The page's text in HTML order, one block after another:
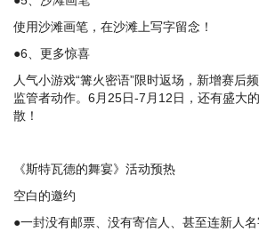
使用沙滩画笔，在沙滩上写字留念！
●6、更多惊喜
人气小游戏“篝火密语”限时返场，新增赛后
监管者动作。6月25日-7月12日，还有盛大
散！
《斯特瓦德的舞宴》活动预热
空白的邀约
●一封没有邮票、没有寄信人、甚至连新人名